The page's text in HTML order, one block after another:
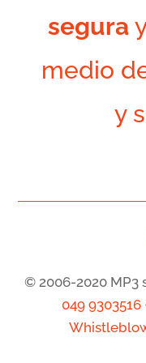
segura
medio
y
© 2006-2020 MP3
049 9303516